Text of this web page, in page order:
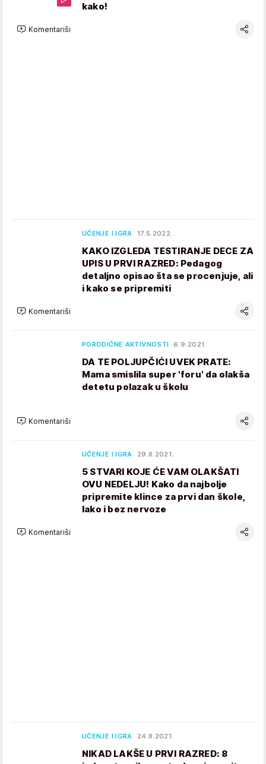
kako!
Komentariši
UČENJE I IGRA 17.5.2022.
KAKO IZGLEDA TESTIRANJE DECE ZA
UPIS U PRVI RAZRED: Pedagog
detaljno opisao šta se procenjuje, ali
i kako se pripremiti
Komentariši
PORODIČNE AKTIVNOSTI 6.9.2021.
DA TE POLJUPČIĆI UVEK PRATE:
Mama smislila super 'foru' da olakša
detetu polazak u školu
Komentariši
UČENJE I IGRA 29.8.2021.
5 STVARI KOJE ĆE VAM OLAKŠATI
OVU NEDELJU! Kako da najbolje
pripremite klince za prvi dan škole,
lako i bez nervoze
Komentariši
UČENJE I IGRA 24.8.2021.
NIKAD LAKŠE U PRVI RAZRED: 8